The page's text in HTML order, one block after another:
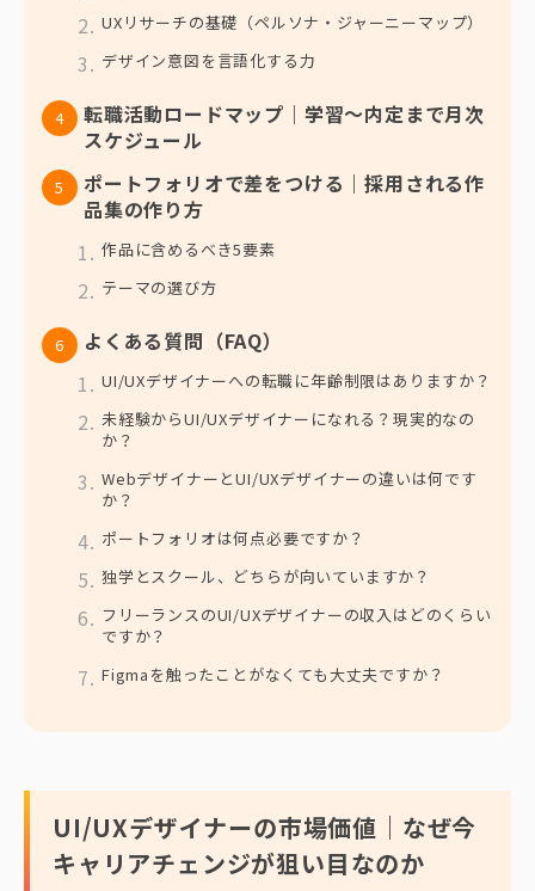
UXリサーチの基礎（ペルソナ・ジャーニーマップ）
デザイン意図を言語化する力
転職活動ロードマップ｜学習〜内定まで月次
スケジュール
ポートフォリオで差をつける｜採用される作
品集の作り方
作品に含めるべき5要素
テーマの選び方
よくある質問（FAQ）
UI/UXデザイナーへの転職に年齢制限はありますか？
未経験からUI/UXデザイナーになれる？現実的なの
か？
WebデザイナーとUI/UXデザイナーの違いは何です
か？
ポートフォリオは何点必要ですか？
独学とスクール、どちらが向いていますか？
フリーランスのUI/UXデザイナーの収入はどのくらい
ですか？
Figmaを触ったことがなくても大丈夫ですか？
UI/UXデザイナーの市場価値｜なぜ今
キャリアチェンジが狙い目なのか